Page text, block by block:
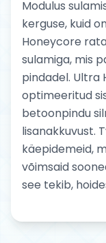
Modulus
kerguse, kuid
Honeycore
sulamiga, mis
pindadel. Ultra
optimeeritud
betoonpindu
lisanakkuvust.
käepidemeid,
võimsaid
see tekib,